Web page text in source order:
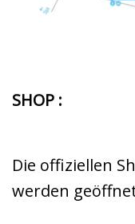
SHOP :
Die offiziellen
werden